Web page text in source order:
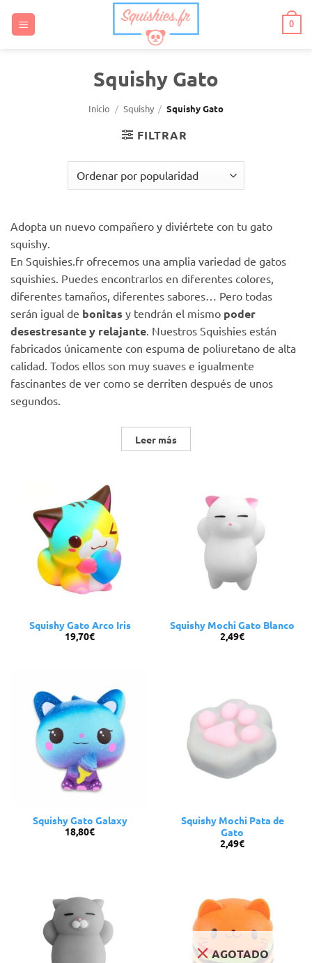
0
Squishy Gato
Inicio / Squishy / Squishy Gato
FILTRAR
Adopta un nuevo compañero y diviértete con tu gato
squishy.
En Squishies.fr ofrecemos una amplia variedad de gatos
squishies. Puedes encontrarlos en diferentes colores,
diferentes tamaños, diferentes sabores… Pero todas
serán igual de bonitas y tendrán el mismo poder
desestresante y relajante . Nuestros Squishies están
fabricados únicamente con espuma de poliuretano de alta
calidad. Todos ellos son muy suaves e igualmente
fascinantes de ver como se derriten después de unos
segundos.
Leer más
Squishy Gato Arco Iris
19,70€
Squishy Mochi Gato Blanco
2,49€
Squishy Gato Galaxy
18,80€
Squishy Mochi Pata de
Gato
2,49€
AGOTADO